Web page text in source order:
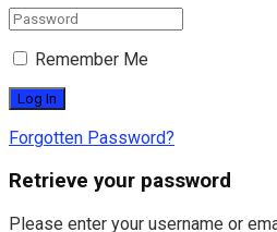
Remember Me
Forgotten Password?
Retrieve your password
Please enter your username or